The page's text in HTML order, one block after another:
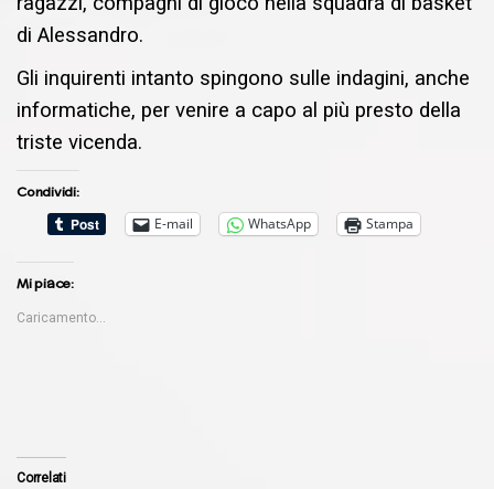
di Alessandro.
Gli inquirenti intanto spingono sulle indagini, anche
informatiche, per venire a capo al più presto della
triste vicenda.
Condividi:
E-mail
WhatsApp Stampa
Mi piace:
Caricamento...
Correlati